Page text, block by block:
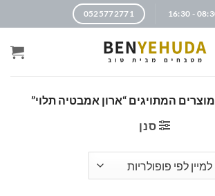
0525772771
מוצרים המתויגים “ארון אמבטיה תלוי”
סנן